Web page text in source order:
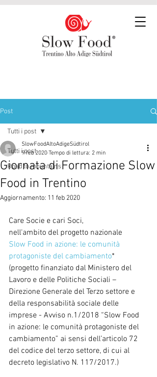
Post
Tutti i post
Road to mountains
Tutti i post
Giornata di Formazione Slow
Food in Trentino
SlowFoodAltoAdigeSüdtirol
9 feb 2020 Tempo di lettura: 2 min
Aggiornamento: 11 feb 2020
Care Socie e cari Soci,
nell'ambito del progetto nazionale
Slow Food in azione: le comunità
protagoniste del cambiamento*
(progetto finanziato dal Ministero del
Lavoro e delle Politiche Sociali –
Direzione Generale del Terzo settore e
della responsabilità sociale delle
imprese - Avviso n.1/2018 “Slow Food
in azione: le comunità protagoniste del
cambiamento” ai sensi dell’articolo 72
del codice del terzo settore, di cui al
decreto legislativo N. 117/2017.)